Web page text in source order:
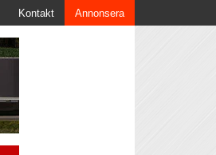
Kontakt Annonsera